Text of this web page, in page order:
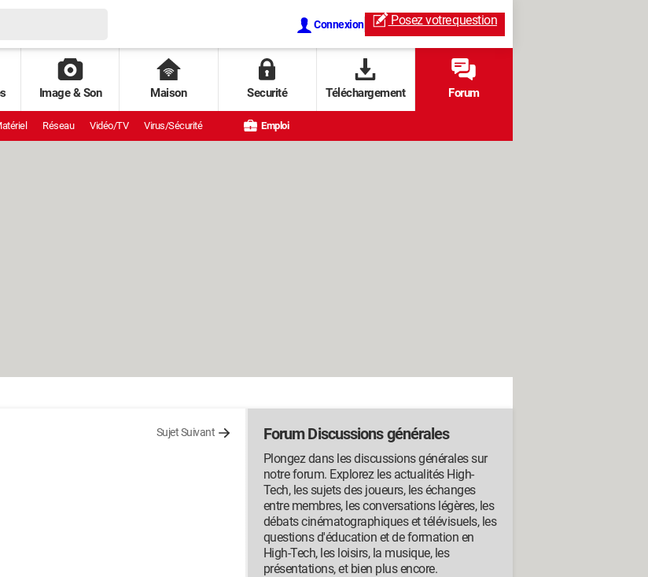
Connexion Posez votrequestion
Image & Son Maison Securité Téléchargement Forum
Réseau Vidéo/TV Virus/Sécurité Emploi
Sujet Suivant Forum Discussions générales
Plongez dans les discussions générales sur
notre forum. Explorez les actualités High-
Tech, les sujets des joueurs, les échanges
entre membres, les conversations légères, les
débats cinématographiques et télévisuels, les
questions d'éducation et de formation en
High-Tech, les loisirs, la musique, les
présentations, et bien plus encore.